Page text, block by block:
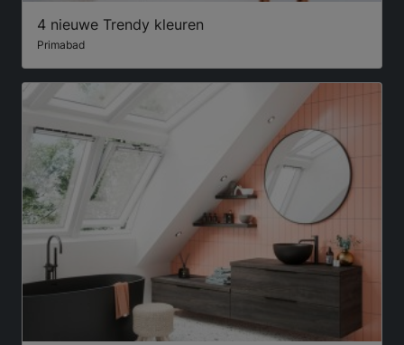
4 nieuwe Trendy kleuren
Primabad